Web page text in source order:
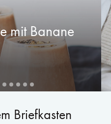
mit Banane
Briefkasten